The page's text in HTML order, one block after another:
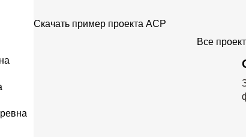
Скачать пример проекта АСР
Все